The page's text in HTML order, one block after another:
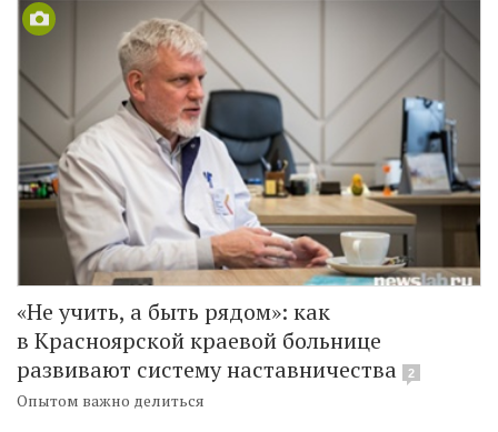
«Не учить, а быть рядом»: как
в Красноярской краевой больнице
развивают систему наставничества
2
Опытом важно делиться